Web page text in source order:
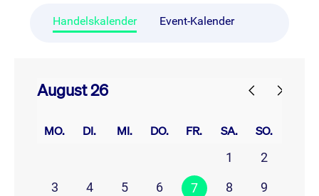
Handelskalender Event-Kalender
August 26
MO. DI. MI. DO. FR. SA. SO.
1
2
3
4 5 6 7 8 9